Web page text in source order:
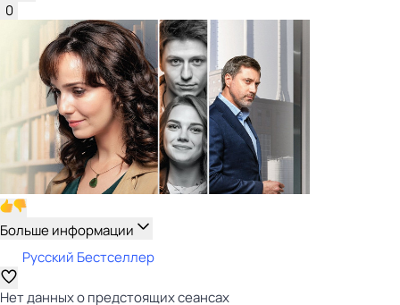
0
Больше информации
Русский Бестселлер
Нет данных о предстоящих сеансах